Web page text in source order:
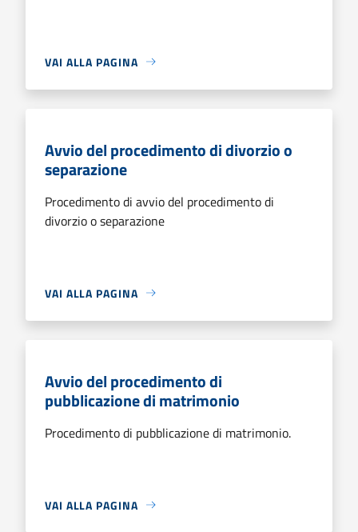
VAI ALLA PAGINA
Avvio del procedimento di divorzio o
separazione
Procedimento di avvio del procedimento di
divorzio o separazione
VAI ALLA PAGINA
Avvio del procedimento di
pubblicazione di matrimonio
Procedimento di pubblicazione di matrimonio.
VAI ALLA PAGINA